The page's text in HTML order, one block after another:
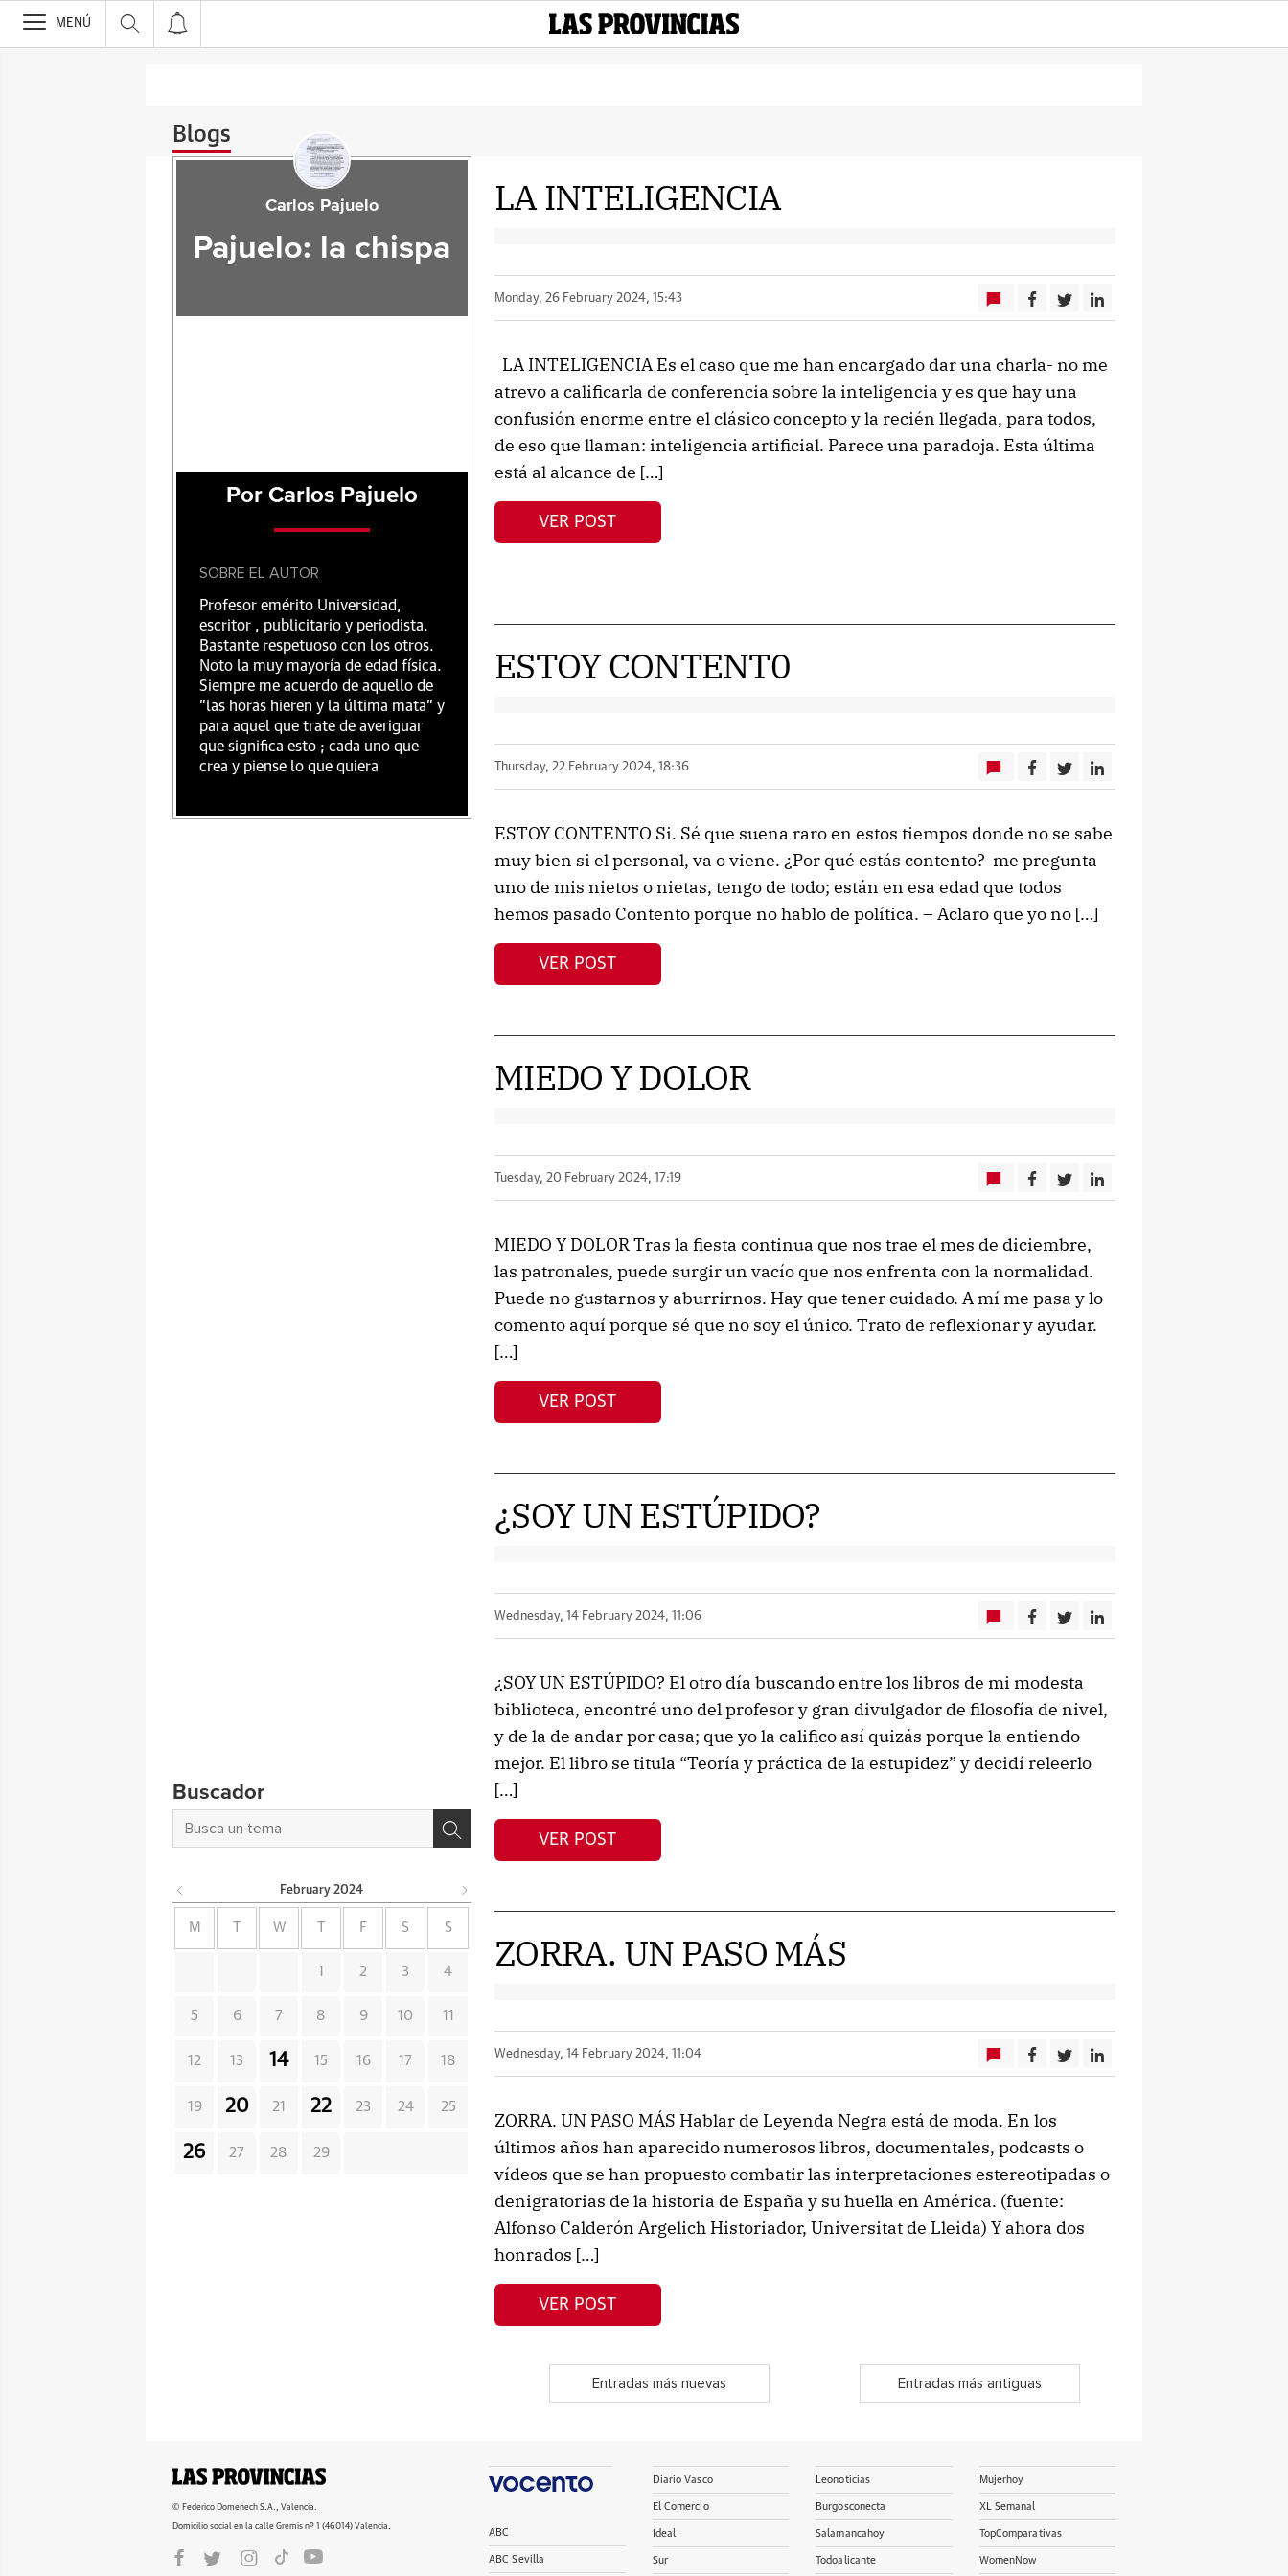
>
MENÚ
Blogs
LA INTELIGENCIA
Monday, 26 February 2024, 15:43
LA INTELIGENCIA Es el caso que me han encargado dar una charla- no me
atrevo a calificarla de conferencia sobre la inteligencia y es que hay una
confusión enorme entre el clásico concepto y la recién llegada, para todos,
de eso que llaman: inteligencia artificial. Parece una paradoja. Esta última
está al alcance de […]
VER POST
ESTOY CONTENT0
Thursday, 22 February 2024, 18:36
ESTOY CONTENTO Si. Sé que suena raro en estos tiempos donde no se sabe
muy bien si el personal, va o viene. ¿Por qué estás contento? me pregunta
uno de mis nietos o nietas, tengo de todo; están en esa edad que todos
hemos pasado Contento porque no hablo de política. – Aclaro que yo no […]
VER POST
MIEDO Y DOLOR
Tuesday, 20 February 2024, 17:19
MIEDO Y DOLOR Tras la fiesta continua que nos trae el mes de diciembre,
las patronales, puede surgir un vacío que nos enfrenta con la normalidad.
Puede no gustarnos y aburrirnos. Hay que tener cuidado. A mí me pasa y lo
comento aquí porque sé que no soy el único. Trato de reflexionar y ayudar.
[…]
VER POST
¿SOY UN ESTÚPIDO?
Wednesday, 14 February 2024, 11:06
¿SOY UN ESTÚPIDO? El otro día buscando entre los libros de mi modesta
biblioteca, encontré uno del profesor y gran divulgador de filosofía de nivel,
y de la de andar por casa; que yo la califico así quizás porque la entiendo
mejor. El libro se titula “Teoría y práctica de la estupidez” y decidí releerlo
[…]
VER POST
ZORRA. UN PASO MÁS
Wednesday, 14 February 2024, 11:04
ZORRA. UN PASO MÁS Hablar de Leyenda Negra está de moda. En los
últimos años han aparecido numerosos libros, documentales, podcasts o
vídeos que se han propuesto combatir las interpretaciones estereotipadas o
denigratorias de la historia de España y su huella en América. (fuente:
Alfonso Calderón Argelich Historiador, Universitat de Lleida) Y ahora dos
honrados […]
VER POST
Entradas más nuevas Entradas más antiguas
Carlos Pajuelo
Pajuelo: la chispa
Por Carlos Pajuelo
SOBRE EL AUTOR
Profesor emérito Universidad,
escritor , publicitario y periodista.
Bastante respetuoso con los otros.
Noto la muy mayoría de edad física.
Siempre me acuerdo de aquello de
"las horas hieren y la última mata" y
para aquel que trate de averiguar
que significa esto ; cada uno que
crea y piense lo que quiera
Buscador
February 2024
M W F S S
1 2 3 4
5 6 7 8 9 10 11
12 13 14 15 16 17 18
19 20 21 22 23 24 25
26 27 28 29
© Federico Domenech S.A., Valencia.
Domicilio social en la calle Gremis nº 1 (46014) Valencia.
ABC
ABC Sevilla
Diario Vasco
El Comercio
Ideal
Sur
Leonoticias
Burgosconecta
Salamancahoy
Todoalicante
Mujerhoy
XL Semanal
TopComparativas
WomenNow